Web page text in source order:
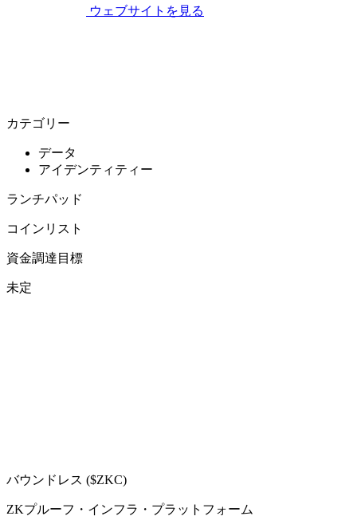
ウェブサイトを見る
カテゴリー
データ
アイデンティティー
ランチパッド
コインリスト
資金調達目標
未定
バウンドレス ($ZKC)
ZKプルーフ・インフラ・プラットフォーム